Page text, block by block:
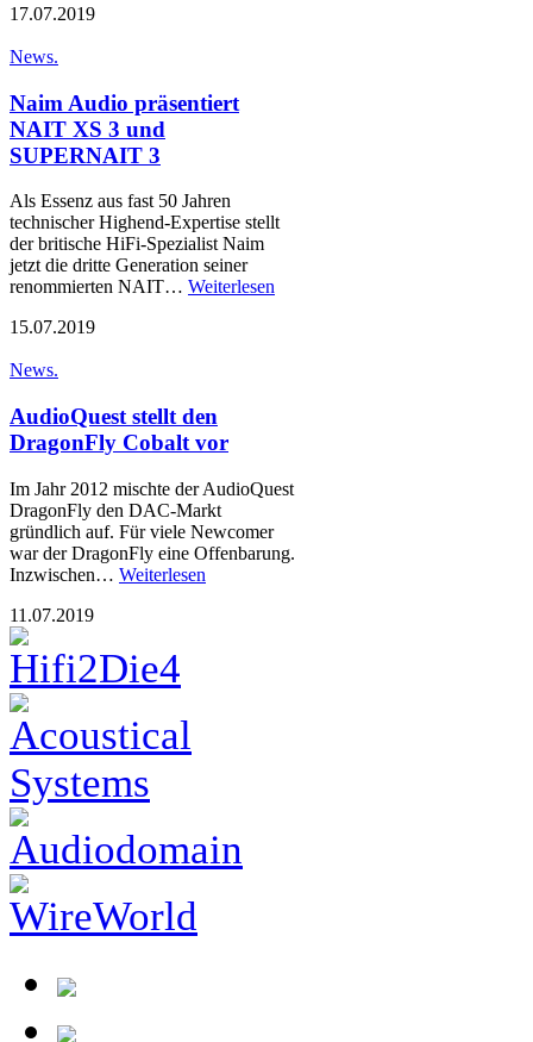
17.07.2019
News.
Naim Audio präsentiert
NAIT XS 3 und
SUPERNAIT 3
Als Essenz aus fast 50 Jahren
technischer Highend-Expertise stellt
der britische HiFi-Spezialist Naim
jetzt die dritte Generation seiner
renommierten NAIT… Weiterlesen
15.07.2019
News.
AudioQuest stellt den
DragonFly Cobalt vor
Im Jahr 2012 mischte der AudioQuest
DragonFly den DAC-Markt
gründlich auf. Für viele Newcomer
war der DragonFly eine Offenbarung.
Inzwischen… Weiterlesen
11.07.2019